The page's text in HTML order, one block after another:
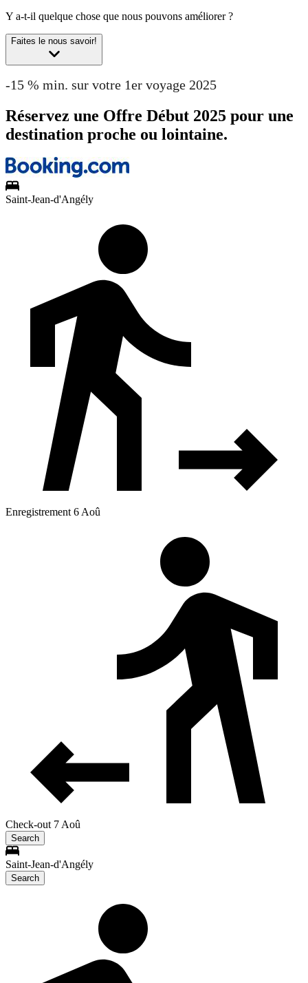
Y a-t-il quelque chose que nous pouvons améliorer ?
Faites le nous savoir!
-15 % min. sur votre 1er voyage 2025
Réservez une Offre Début 2025 pour une
destination proche ou lointaine.
Saint-Jean-d'Angély
Enregistrement 6 Aoû
Check-out 7 Aoû
Search
Saint-Jean-d'Angély
Search